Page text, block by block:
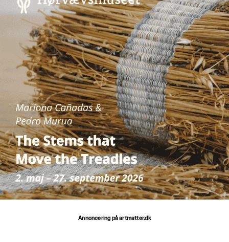
Annoncering på artmatter.dk